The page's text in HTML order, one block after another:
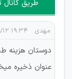
طریق کانال
مهدی ۱۹:۳۴ ۱۴۰۵/۰۱/۱۲
دوستان هزینه
عنوان ذخیره